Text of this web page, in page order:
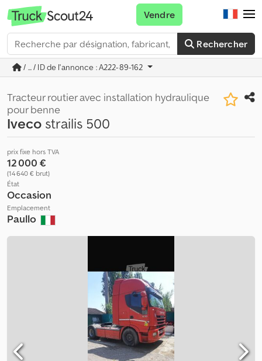
Rechercher
Vendre
/ ... / ID de l'annonce : A222-89-162
Tracteur routier avec installation hydraulique
pour benne
Iveco strailis 500
prix fixe hors TVA
12 000 €
(14 640 € brut)
État
Occasion
Emplacement
Paullo